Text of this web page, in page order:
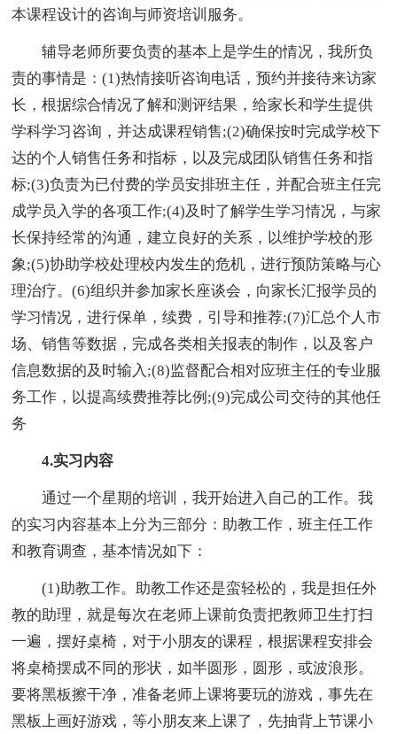
本课程设计的咨询与师资培训服务。
辅导老师所要负责的基本上是学生的情况，我所负
责的事情是：(1)热情接听咨询电话，预约并接待来访家
长，根据综合情况了解和测评结果，给家长和学生提供
学科学习咨询，并达成课程销售;(2)确保按时完成学校下
达的个人销售任务和指标，以及完成团队销售任务和指
标;(3)负责为已付费的学员安排班主任，并配合班主任完
成学员入学的各项工作;(4)及时了解学生学习情况，与家
长保持经常的沟通，建立良好的关系，以维护学校的形
象;(5)协助学校处理校内发生的危机，进行预防策略与心
理治疗。(6)组织并参加家长座谈会，向家长汇报学员的
学习情况，进行保单，续费，引导和推荐;(7)汇总个人市
场、销售等数据，完成各类相关报表的制作，以及客户
信息数据的及时输入;(8)监督配合相对应班主任的专业服
务工作，以提高续费推荐比例;(9)完成公司交待的其他任
务
4.实习内容
通过一个星期的培训，我开始进入自己的工作。我
的实习内容基本上分为三部分：助教工作，班主任工作
和教育调查，基本情况如下：
(1)助教工作。助教工作还是蛮轻松的，我是担任外
教的助理，就是每次在老师上课前负责把教师卫生打扫
一遍，摆好桌椅，对于小朋友的课程，根据课程安排会
将桌椅摆成不同的形状，如半圆形，圆形，或波浪形。
要将黑板擦干净，准备老师上课将要玩的游戏，事先在
黑板上画好游戏，等小朋友来上课了，先抽背上节课小